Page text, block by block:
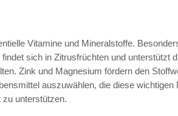
Vitamine und Mineralstoffe.
sich in Zitrusfrüchten und unterstützt
Zink und Magnesium fördern den
auszuwählen, die diese wichtigen
unterstützen.